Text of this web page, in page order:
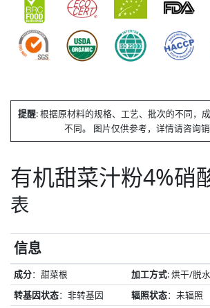
提醒: 根据原材料的规格、工艺、批次的不同，
不同。 图片仅供参考，详情请咨询销
有机甜菜汁粉4%硝
表
信息
成分：甜菜根 加工方式: 烘干/脱水
转基因状态：非转基因 辐照状态：未辐照